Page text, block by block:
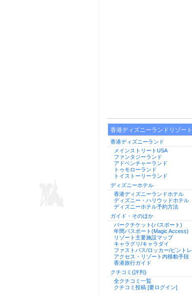
香港ディズニーランドリゾート
香港ディズニーランド
メインストリートUSA
ファンタジーランド
アドベンチャーランド
トゥモローランド
トイストーリーランド
ディズニーホテル
香港ディズニーランドホテル
ディズニー・ハリウッドホテル
ディズニーホテル予約方法
ガイド・そのほか
パークチケット(パスポート)
年間パスポート(Magic Access)
リゾート主要施設マップ
キャラグリ/キャラダイ
ファストパス/ロッカー/ピントレ
アクセス・リゾート内移動手段
香港旅行ガイド
クチコミ(評判)
全クチコミ一覧
クチコミ投稿 [要ログイン]